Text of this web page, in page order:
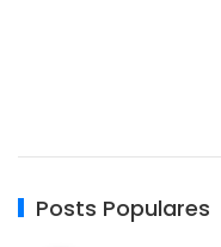
Posts Populares